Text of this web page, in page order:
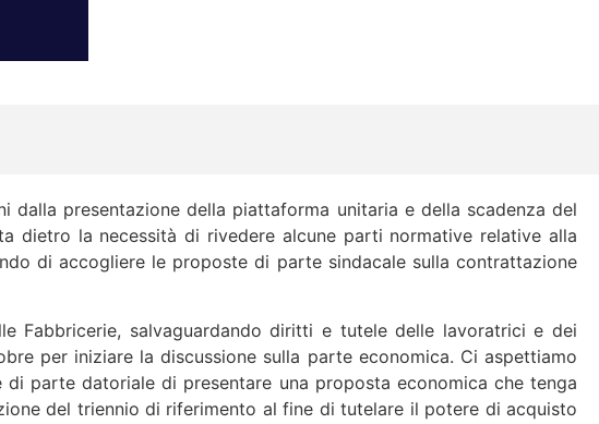
presentazione della piattaforma unitaria e della scadenza del
dietro la necessità di rivedere alcune parti normative relative alla
di accogliere le proposte di parte sindacale sulla contrattazione
Fabbricerie, salvaguardando diritti e tutele delle lavoratrici e dei
per iniziare la discussione sulla parte economica. Ci aspettiamo
parte datoriale di presentare una proposta economica che tenga
del triennio di riferimento al fine di tutelare il potere di acquisto